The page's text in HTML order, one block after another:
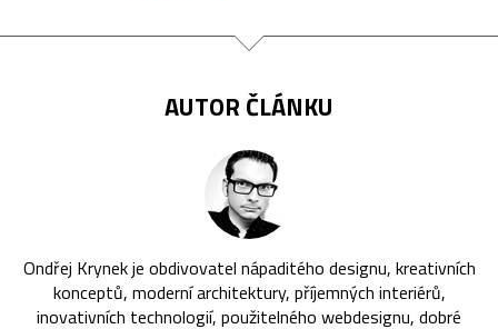
AUTOR ČLÁNKU
Ondřej Krynek je obdivovatel nápaditého designu, kreativních
konceptů, moderní architektury, příjemných interiérů,
inovativních technologií, použitelného webdesignu, dobré